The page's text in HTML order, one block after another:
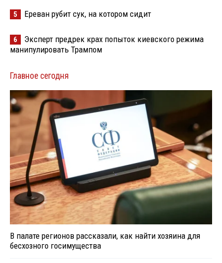
5 Ереван рубит сук, на котором сидит
6
Эксперт предрек крах попыток киевского режима
манипулировать Трампом
Главное сегодня
В палате регионов рассказали, как найти хозяина для
бесхозного госимущества